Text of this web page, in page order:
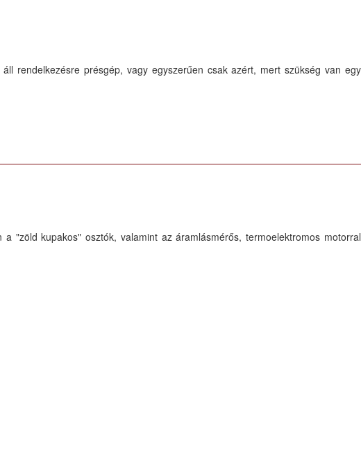
rendelkezésre présgép, vagy egyszerűen csak azért, mert szükség van egy
"zöld kupakos" osztók, valamint az áramlásmérős, termoelektromos motorral